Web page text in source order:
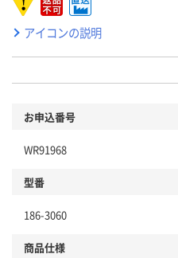
アイコンの説明
お申込番号
WR91968
型番
186-3060
商品仕様